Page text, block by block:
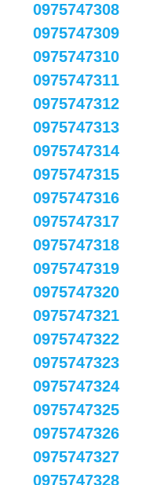
0975747308
0975747309
0975747310
0975747311
0975747312
0975747313
0975747314
0975747315
0975747316
0975747317
0975747318
0975747319
0975747320
0975747321
0975747322
0975747323
0975747324
0975747325
0975747326
0975747327
0975747328